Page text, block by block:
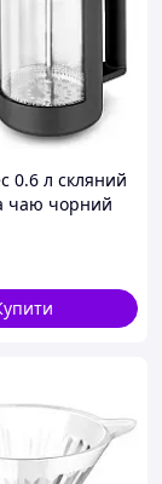
0.6 л скляний
чаю чорний